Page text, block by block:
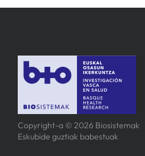
Copyright-a © 2026 Biosistemak
Eskubide guztiak babestuak